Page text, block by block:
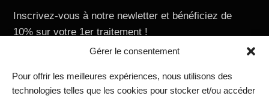
Gérer le consentement
Pour offrir les meilleures expériences, nous utilisons des
technologies telles que les cookies pour stocker et/ou accéder
Inscrivez-vous à notre newletter et bénéficiez de
10% sur votre 1er traitement !